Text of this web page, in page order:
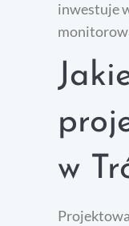
inwestuje
w